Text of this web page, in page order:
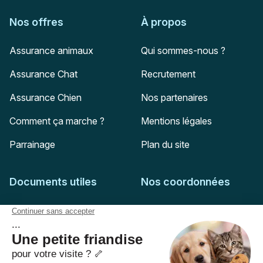
Nos offres
Assurance animaux
Assurance Chat
Assurance Chien
Comment ça marche ?
Parrainage
À propos
Qui sommes-nous ?
Recrutement
Nos partenaires
Mentions légales
Plan du site
Documents utiles
Feuille de soins
Conditions générales
Politique de confidentialité
Nos coordonnées
51-55 rue Hoche
94767
Ivry-sur-Seine